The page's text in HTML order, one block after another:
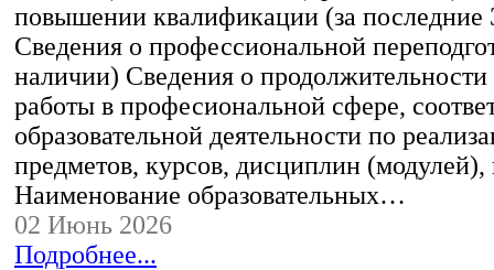
повышении квалификации (за последние
Сведения о профессиональной
наличии) Сведения о
работы в професиональной сфере,
образовательной деятельности по
предметов, курсов, дисциплин (модулей),
Наименование образовательных…
02 Июнь 2026
Подробнее...